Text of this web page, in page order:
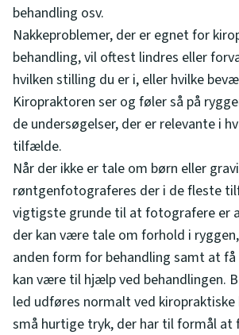
behandling osv.
Nakkeproblemer, der er egnet for
behandling, vil oftest lindres eller
hvilken stilling du er i, eller hvilke
Kiropraktoren ser og føler så på
de undersøgelser, der er relevante i
tilfælde.
Når der ikke er tale om børn eller
røntgenfotograferes der i de fleste
vigtigste grunde til at fotografere er
der kan være tale om forhold i
anden form for behandling samt at få
kan være til hjælp ved behandlingen.
led udføres normalt ved kiropraktiske
små hurtige tryk, der har til formål at